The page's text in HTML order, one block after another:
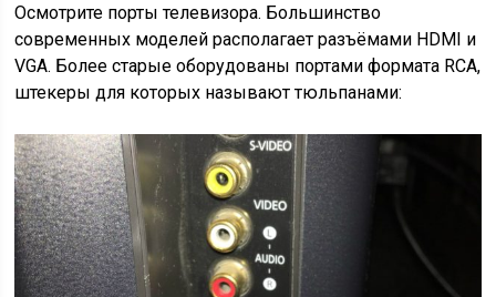
Осмотрите порты телевизора. Большинство
современных моделей располагает разъёмами HDMI и
VGA. Более старые оборудованы портами формата RCA,
штекеры для которых называют тюльпанами: